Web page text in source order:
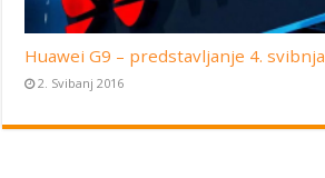
Huawei G9 – predstavljanje 4. svibnja
2. Svibanj 2016